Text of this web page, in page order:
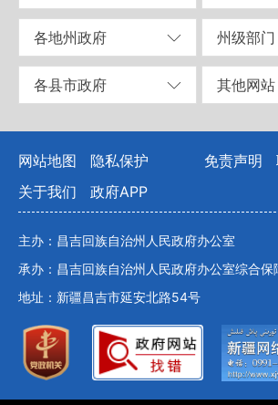
各地州政府 州级部门
各县市政府 其他网站
网站地图 隐私保护 免责声明
关于我们
政府APP
主办：昌吉回族自治州人民政府办公室
承办：昌吉回族自治州人民政府办公室综合保
地址：新疆昌吉市延安北路54号